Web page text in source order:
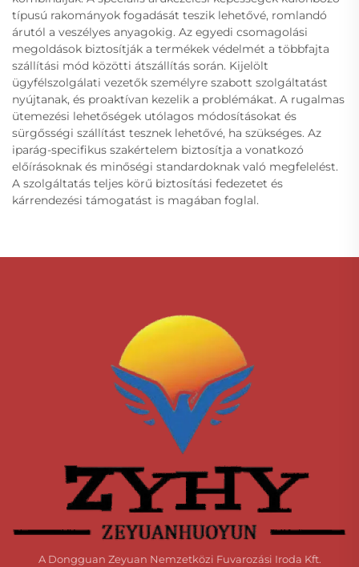
típusú rakományok fogadását teszik lehetővé, romlandó
árutól a veszélyes anyagokig. Az egyedi csomagolási
megoldások biztosítják a termékek védelmét a többfajta
szállítási mód közötti átszállítás során. Kijelölt
ügyfélszolgálati vezetők személyre szabott szolgáltatást
nyújtanak, és proaktívan kezelik a problémákat. A rugalmas
ütemezési lehetőségek utólagos módosításokat és
sürgősségi szállítást tesznek lehetővé, ha szükséges. Az
iparág-specifikus szakértelem biztosítja a vonatkozó
előírásoknak és minőségi standardoknak való megfelelést.
A szolgáltatás teljes körű biztosítási fedezetet és
kárrendezési támogatást is magában foglal.
A Dongguan Zeyuan Nemzetközi Fuvarozási Iroda Kft.